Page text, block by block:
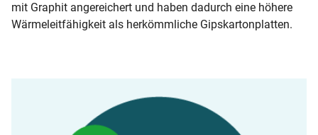
mit Graphit angereichert und haben dadurch eine höhere
Wärmeleitfähigkeit als herkömmliche Gipskartonplatten.